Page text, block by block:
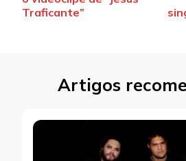
post
Traficante”
Artigos